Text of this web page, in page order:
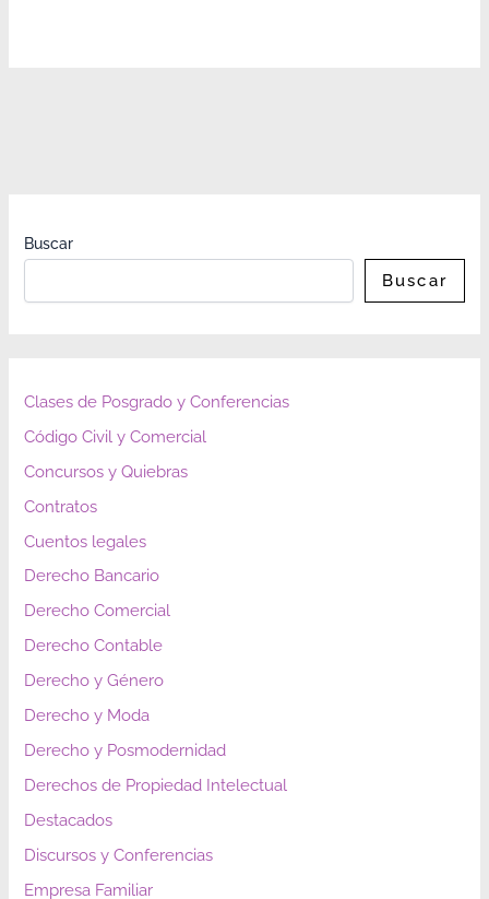
Buscar
Buscar
Clases de Posgrado y Conferencias
Código Civil y Comercial
Concursos y Quiebras
Contratos
Cuentos legales
Derecho Bancario
Derecho Comercial
Derecho Contable
Derecho y Género
Derecho y Moda
Derecho y Posmodernidad
Derechos de Propiedad Intelectual
Destacados
Discursos y Conferencias
Empresa Familiar